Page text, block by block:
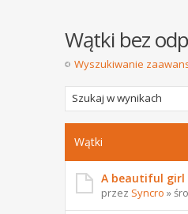
Wątki bez
Wyszukiwanie
Wątki
A beautiful
przez Syncro »